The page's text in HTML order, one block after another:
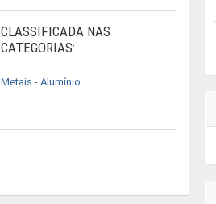
CLASSIFICADA NAS
CATEGORIAS:
Metais - Alumínio